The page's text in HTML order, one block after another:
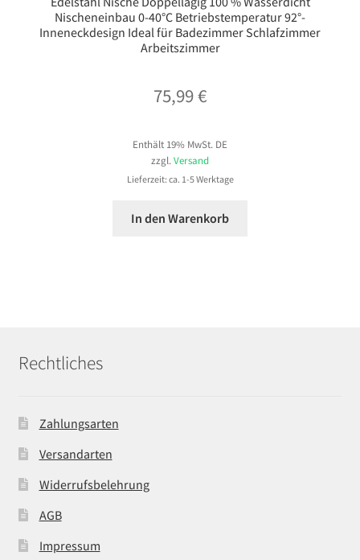
Nischeneinbau 0-40°C Betriebstemperatur 92°-
Inneneckdesign Ideal für Badezimmer Schlafzimmer
Arbeitszimmer
75,99€
Enthält 19% MwSt. DE
zzgl. Versand
Lieferzeit: ca. 1-5 Werktage
In den Warenkorb
Rechtliches
Zahlungsarten
Versandarten
Widerrufsbelehrung
AGB
Impressum